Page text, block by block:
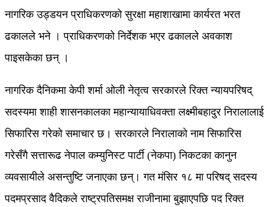
नागरिक उड्डयन प्राधिकरणको सुरक्षा महाशाखामा कार्यरत भरत
ढकालले भने । प्राधिकरणको निर्देशक भएर ढकालले अवकाश
पाइसकेका छन् ।
नागरिक दैनिकमा केपी शर्मा ओली नेतृत्व सरकारले रिक्त न्यायपरिषद्
सदस्यमा शाही शासनकालका महान्यायाधिवक्ता लक्ष्मीबहादुर निरालालाई
सिफारिस गरेको समाचार छ। सरकारले निरालाको नाम सिफारिस
गरेसँगै सत्तारूढ नेपाल कम्युनिस्ट पार्टी (नेकपा) निकटका कानुन
व्यवसायीले असन्तुष्टि जनाएका छन्। गत मंसिर १८ मा परिषद् सदस्य
पदमप्रसाद वैदिकले राष्ट्रपतिसमक्ष राजीनामा बुझाएपछि पद रिक्त